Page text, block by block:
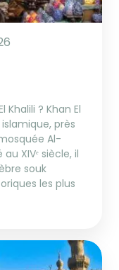
Khalili ? Khan El
près
Al-
XIVᵉ siècle, il
souk
les plus